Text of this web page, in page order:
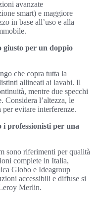
avanzate
smart) e maggiore
in base all’uso e alla
giusto per un doppio
che copra tutta la
allineati ai lavabi. Il
mentre due specchi
Considera l’altezza, le
evitare interferenze.
professionisti per una
sono riferimenti per qualità
complete in Italia,
Globo e Ideagroup
accessibili e diffuse si
Merlin.